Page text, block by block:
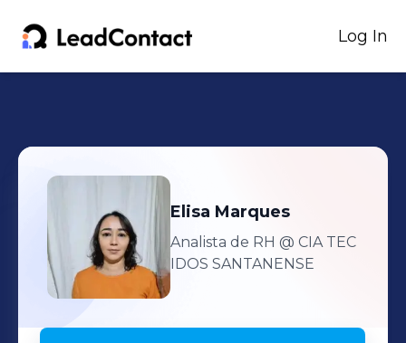
Log In
Elisa Marques
Analista de RH @ CIA TEC
IDOS SANTANENSE